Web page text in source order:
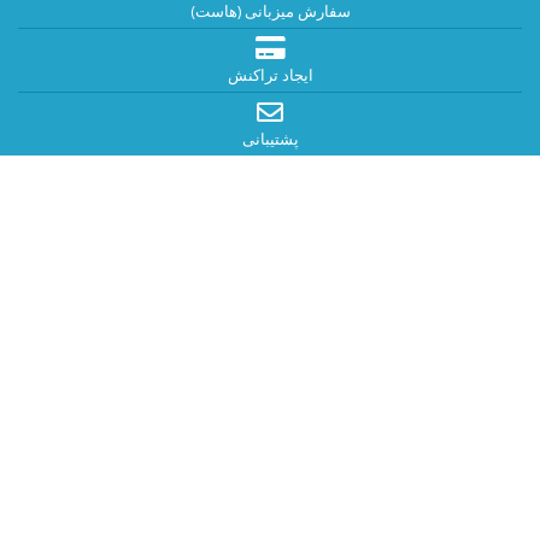
سفارش میزبانی (هاست)
ایجاد تراکنش
پشتیبانی